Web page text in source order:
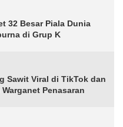
32 Besar Piala Dunia
di Grup K
Sawit Viral di TikTok dan
Penasaran